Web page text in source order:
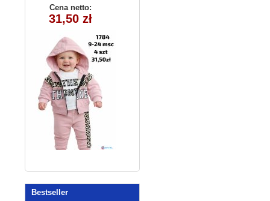
niemowlęcy
1784 (9-24)
4szt
Cena netto:
31,50 zł
Bestseller